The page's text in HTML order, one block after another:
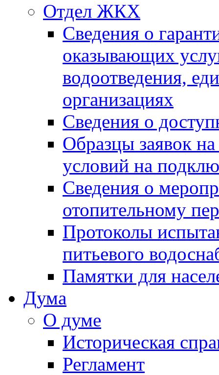
Отдел ЖКХ
Сведения о
оказывающих
водоотведения,
организациях
Сведения о
Образцы заявок
условий на
Сведения о
отопительному
Протоколы
питьевого
Памятки для
Дума
О думе
Историческая
Регламент